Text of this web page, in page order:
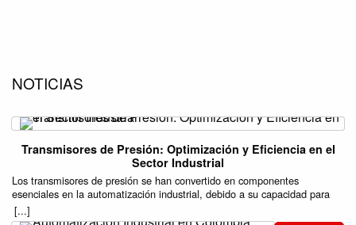
NOTICIAS
Transmisores de Presión: Optimización y Eficiencia en el
Sector Industrial
Los transmisores de presión se han convertido en componentes
esenciales en la automatización industrial, debido a su capacidad para
mejorar la precisión y eficiencia en una variedad de procesos. Estos
dispositivos son responsables de medir la presión de gases o líquidos en
[...]